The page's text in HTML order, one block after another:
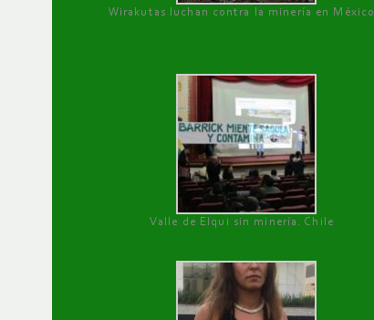
Wirakutas luchan contra la minería en México
Valle de Elqui sin minería. Chile